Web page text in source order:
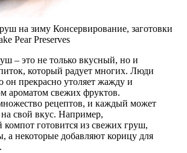
на зиму Консервирование, заготовки
Pear Preserves
– это не только вкусный, но и
который радует многих. Люди
он прекрасно утоляет жажду и
ароматом свежих фруктов.
рецептов, и каждый может
свой вкус. Например,
компот готовится из свежих груш,
а некоторые добавляют корицу для